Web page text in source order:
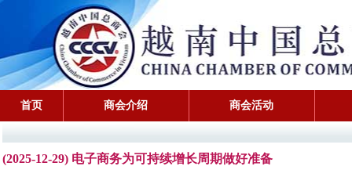
首页 商会介绍 商会活动
(2025-12-29) 电子商务为可持续增长周期做好准备